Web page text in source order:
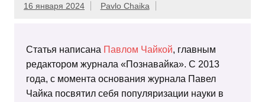
16 января 2024 Pavlo Chaika
Статья написана Павлом Чайкой, главным
редактором журнала «Познавайка». С 2013
года, с момента основания журнала Павел
Чайка посвятил себя популяризации науки в